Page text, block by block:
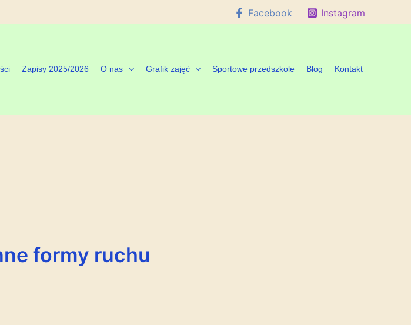
Facebook Instagram
Zapisy 2025/2026 O nas Grafik zajęć Sportowe przedszkole Blog Kontakt
formy ruchu